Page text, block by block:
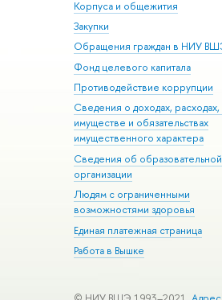
Корпуса и общежития
Закупки
Обращения граждан в НИУ
Фонд целевого капитала
Противодействие коррупции
Сведения о доходах,
имуществе и обязательствах
имущественного характера
Сведения об образовательной
организации
Людям с ограниченными
возможностями здоровья
Единая платежная страница
Работа в Вышке